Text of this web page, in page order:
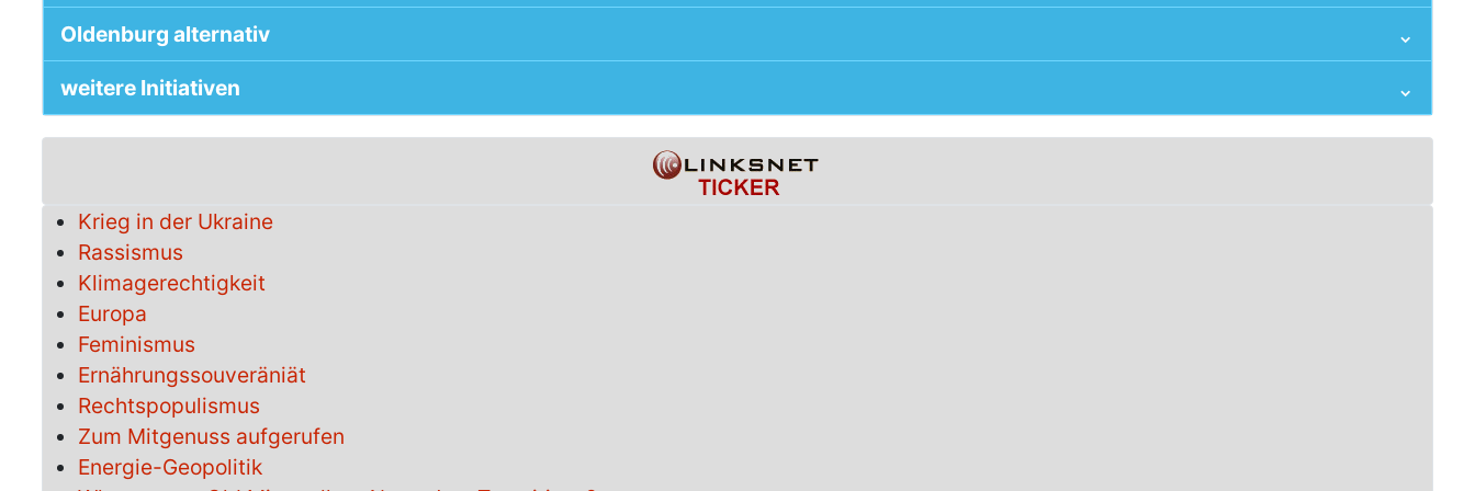
Oldenburg alternativ
weitere Initiativen
Krieg in der Ukraine
Rassismus
Klimagerechtigkeit
Europa
Feminismus
Ernährungssouveräniät
Rechtspopulismus
Zum Mitgenuss aufgerufen
Energie-Geopolitik